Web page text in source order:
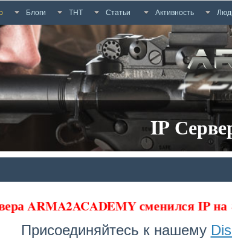
Блоги ТНТ Статьи Активность
IP
ARMA2ACADEMY сменился IP на
Присоединяйтесь к нашему